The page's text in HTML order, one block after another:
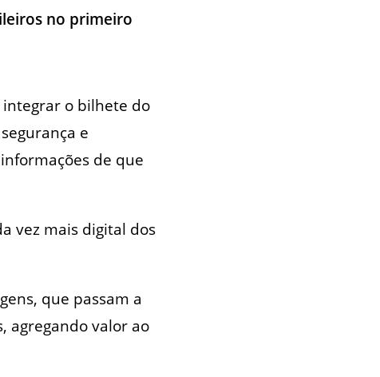
no primeiro
integrar o bilhete do
e
de que
vez mais digital dos
que passam a
agregando valor ao